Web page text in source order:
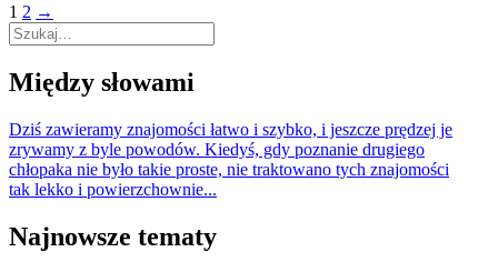
1 2 →
Między słowami
Dziś zawieramy znajomości łatwo i szybko, i jeszcze prędzej je
zrywamy z byle powodów. Kiedyś, gdy poznanie drugiego
chłopaka nie było takie proste, nie traktowano tych znajomości
tak lekko i powierzchownie...
Najnowsze tematy